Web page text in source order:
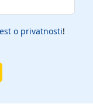
o privatnosti!